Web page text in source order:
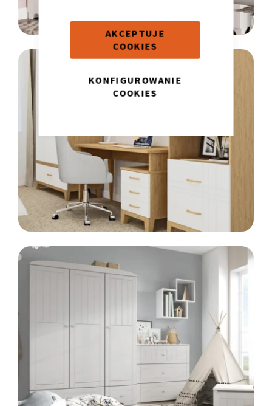
AKCEPTUJE
COOKIES
KONFIGUROWANIE
COOKIES
LINIA
RESTYLE